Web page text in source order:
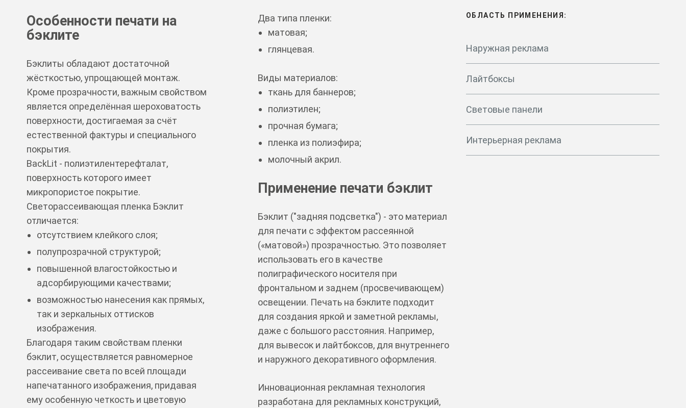
Особенности печати на
бэклите
Бэклиты обладают достаточной
жёсткостью, упрощающей монтаж.
Кроме прозрачности, важным свойством
является определённая шероховатость
поверхности, достигаемая за счёт
естественной фактуры и специального
покрытия.
BackLit - полиэтилентерефталат,
поверхность которого имеет
микропористое покрытие.
Светорассеивающая пленка Бэклит
отличается:
отсутствием клейкого слоя;
полупрозрачной структурой;
повышенной влагостойкостью и
адсорбирующими качествами;
возможностью нанесения как прямых,
так и зеркальных оттисков
изображения.
Благодаря таким свойствам пленки
бэклит, осуществляется равномерное
рассеивание света по всей площади
напечатанного изображения, придавая
ему особенную четкость и цветовую
Два типа пленки:
матовая;
глянцевая.
Виды материалов:
ткань для баннеров;
полиэтилен;
прочная бумага;
пленка из полиэфира;
молочный акрил.
Применение печати бэклит
Бэклит ("задняя подсветка") - это материал
для печати с эффектом рассеянной
(«матовой») прозрачностью. Это позволяет
использовать его в качестве
полиграфического носителя при
фронтальном и заднем (просвечивающем)
освещении. Печать на бэклите подходит
для создания яркой и заметной рекламы,
даже с большого расстояния. Например,
для вывесок и лайтбоксов, для внутреннего
и наружного декоративного оформления.
Инновационная рекламная технология
разработана для рекламных конструкций,
ОБЛАСТЬ ПРИМЕНЕНИЯ:
Наружная реклама
Лайтбоксы
Световые панели
Интерьерная реклама